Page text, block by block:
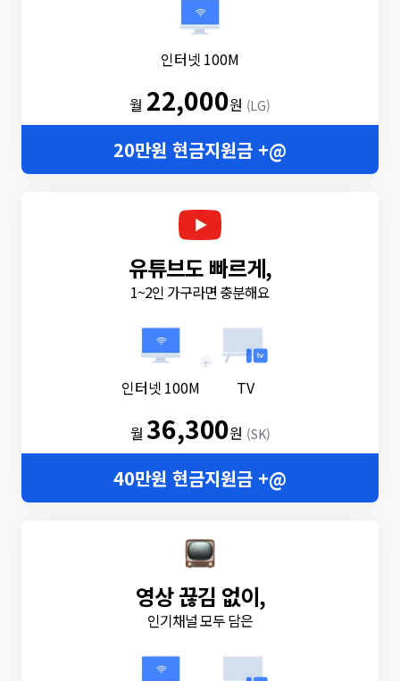
인터넷 100M
월 22,000원 (LG)
20만원 현금지원금 +@
유튜브도 빠르게,
1~2인 가구라면 충분해요
인터넷 100M
+
TV
월36,300원 (SK)
40만원 현금지원금 +@
영상 끊김 없이,
인기채널 모두 담은